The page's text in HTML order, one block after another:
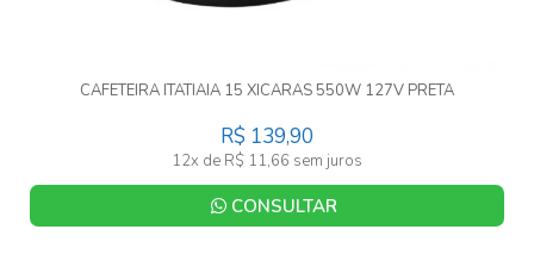
CAFETEIRA ITATIAIA 15 XICARAS 550W 127V PRETA
R$ 139,90
12x de R$ 11,66 sem juros
CONSULTAR